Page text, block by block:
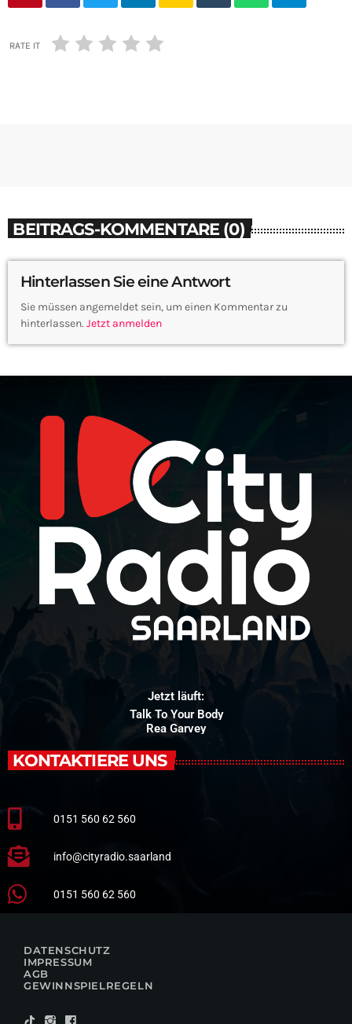
RATE IT
BEITRAGS-KOMMENTARE (0)
Hinterlassen Sie eine Antwort
Sie müssen angemeldet sein, um einen Kommentar zu
hinterlassen. Jetzt anmelden
Jetzt läuft:
Talk To Your Body
Rea Garvey
KONTAKTIERE UNS
0151 560 62 560
info@cityradio.saarland
0151 560 62 560
DATENSCHUTZ
IMPRESSUM
AGB
GEWINNSPIELREGELN